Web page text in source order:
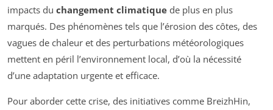
impacts du changement climatique de plus en plus
marqués. Des phénomènes tels que l’érosion des côtes, des
vagues de chaleur et des perturbations météorologiques
mettent en péril l’environnement local, d’où la nécessité
d’une adaptation urgente et efficace.
Pour aborder cette crise, des initiatives comme BreizhHin,